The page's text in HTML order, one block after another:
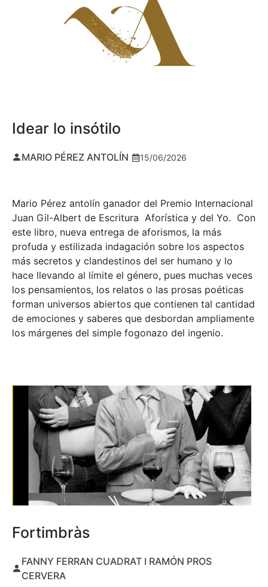
Idear lo insótilo
MARIO PÉREZ ANTOLÍN 15/06/2026
Mario Pérez antolín ganador del Premio Internacional
Juan Gil-Albert de Escritura Aforística y del Yo. Con
este libro, nueva entrega de aforismos, la más
profuda y estilizada indagación sobre los aspectos
más secretos y clandestinos del ser humano y lo
hace llevando al límite el género, pues muchas veces
los pensamientos, los relatos o las prosas poéticas
forman universos abiertos que contienen tal cantidad
de emociones y saberes que desbordan ampliamente
los márgenes del simple fogonazo del ingenio.
Fortimbràs
FANNY FERRAN CUADRAT I RAMÓN PROS
CERVERA